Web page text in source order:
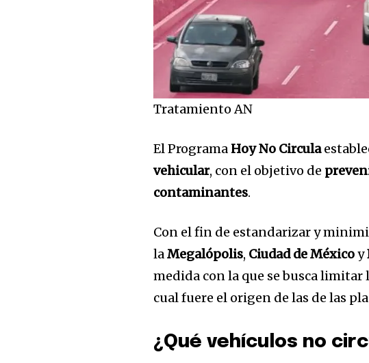
Tratamiento AN
El Programa Hoy No Circula
vehicular, con el objetivo de
contaminantes.
Con el fin de estandarizar y
la Megalópolis, Ciudad de Méxicoy
medida con la que se busca
cual fuere el origen de las de las
¿Qué vehículos no